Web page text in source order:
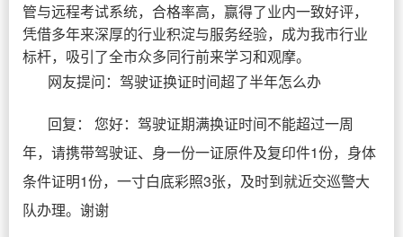
管与远程考试系统，合格率高，赢得了业内一致好评，
凭借多年来深厚的行业积淀与服务经验，成为我市行业
标杆，吸引了全市众多同行前来学习和观摩。
网友提问：驾驶证换证时间超了半年怎么办
回复： 您好：驾驶证期满换证时间不能超过一周
年，请携带驾驶证、身一份一证原件及复印件1份，身体
条件证明1份，一寸白底彩照3张，及时到就近交巡警大
队办理。谢谢